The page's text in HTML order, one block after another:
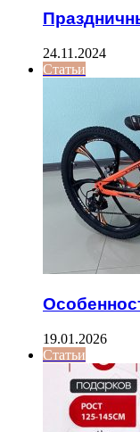
24.11.2024
Статьи
19.01.2026
Статьи